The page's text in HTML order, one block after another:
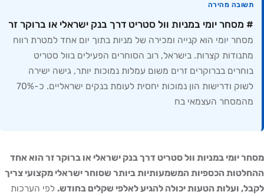
תשובה מהירה
# מסחר יומי במניות וול סטריט דרך בנק ישראלי או ברוקר זר
מסחר יומי הוא קנייה ומכירה של מניות בתוך יום אחד למטרת רווח
מתנודות קצרות. בישראל, רוב הסוחרים הפעילים בוול סטריט
בוחרים בברוקרים זרים משום עמלות נמוכות יותר, גישה ישירה
לשוק ודרישות הון נמוכות יחסית לעומת בנקים ישראליים. כ-70%
מהמסחר העצמאי בח
מסחר יומי במניות וול סטריט דרך בנק ישראלי או ברוקר זר הוא אחד
ההחלטות הכספיות המשמעותיות ביותר שסוחר ישראלי מקצועי צריך
לקבל, ועלות הטעות יכולה להגיע לאלפי שקלים בחודש. לפי הערכות